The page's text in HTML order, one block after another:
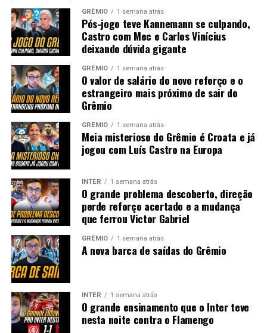
GRÊMIO 1 semana atrás
Pós-jogo teve Kannemann se culpando,
Castro com Mec e Carlos Vinícius
deixando dúvida gigante
GRÊMIO 1 semana atrás
O valor de salário do novo reforço e o
estrangeiro mais próximo de sair do
Grêmio
GRÊMIO 1 semana atrás
Meia misterioso do Grêmio é Croata e já
jogou com Luís Castro na Europa
INTER 1 semana atrás
O grande problema descoberto, direção
perde reforço acertado e a mudança
que ferrou Victor Gabriel
GRÊMIO 1 semana atrás
A nova barca de saídas do Grêmio
INTER 1 semana atrás
O grande ensinamento que o Inter teve
nesta noite contra o Flamengo